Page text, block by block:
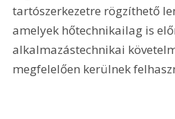
tartószerkezetre rögzíthető
amelyek hőtechnikailag is
alkalmazástechnikai
megfelelően kerülnek